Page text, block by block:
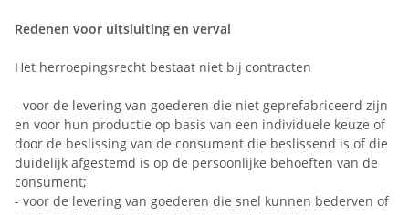
Redenen voor uitsluiting en verval
Het herroepingsrecht bestaat niet bij contracten
- voor de levering van goederen die niet geprefabriceerd zijn
en voor hun productie op basis van een individuele keuze of
door de beslissing van de consument die beslissend is of die
duidelijk afgestemd is op de persoonlijke behoeften van de
consument;
- voor de levering van goederen die snel kunnen bederven of